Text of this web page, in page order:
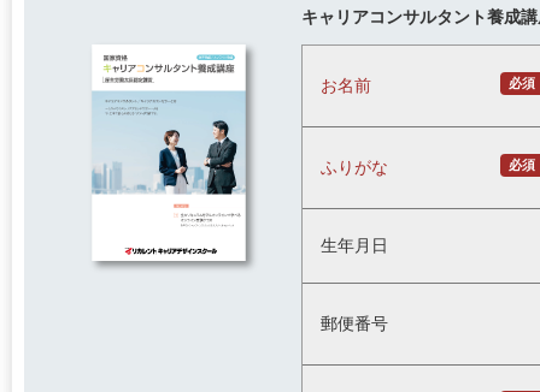
キャリアコンサルタント養成
お名前 必須
ふりがな 必須
生年月日
郵便番号